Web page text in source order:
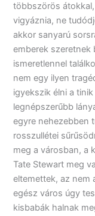
többszörös
vigyáznia, ne
akkor sanyarú
emberek szeretnek
ismeretlennel
nem egy ilyen
igyekszik élni a
legnépszerűbb
egyre nehezebben
rosszullétei
meg a városban, a
Tate Stewart meg
eltemettek, az nem
egész város úgy
kisbabák halnak